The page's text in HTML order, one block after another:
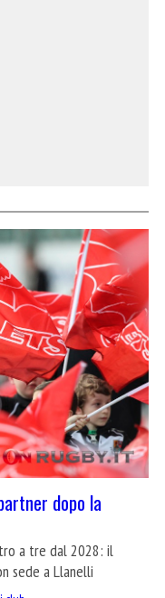
dopo la
a tre dal 2028: il
sede a Llanelli